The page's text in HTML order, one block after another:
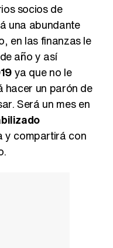
socios de
una abundante
en las finanzas le
año y así
ya que no le
hacer un parón de
Será un mes en
y compartirá con